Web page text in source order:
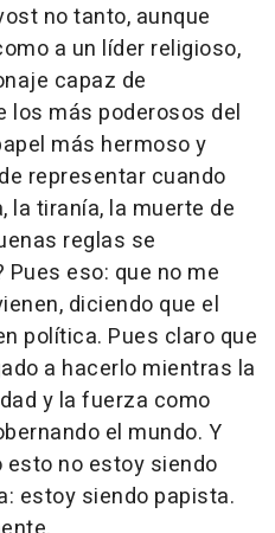
no tanto, aunque
a un líder religioso,
capaz de
los más poderosos del
más hermoso y
representar cuando
la tiranía, la muerte de
reglas se
eso: que no me
diciendo que el
política. Pues claro que
a hacerlo mientras la
y la fuerza como
el mundo. Y
no estoy siendo
estoy siendo papista.